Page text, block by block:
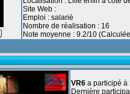
Site Web :
Emploi : salarié
Nombre de réalisation : 16
Note moyenne : 9.2/10
VR6a participé à
Dernière